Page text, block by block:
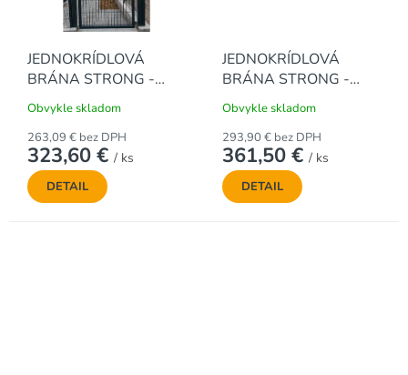
JEDNOKRÍDLOVÁ
BRÁNA STRONG -
ANTRACITOVÁ, 1500
x 1000 mm
Obvykle skladom
263,09 € bez DPH
323,60 € / ks
DETAIL
JEDNOKRÍDLOVÁ
BRÁNA STRONG -
ANTRACITOVÁ, 1800
x 1000 mm
Obvykle skladom
293,90 € bez DPH
361,50 € / ks
DETAIL